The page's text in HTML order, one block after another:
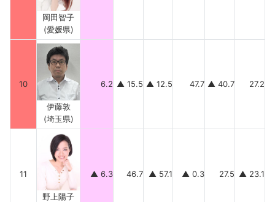
岡田智子
(愛媛県)
10
伊藤敦
(埼玉県)
6.2 ▲ 15.5 ▲ 12.5 47.7 ▲ 40.7 27.2
11
野上陽子
▲ 6.3 46.7 ▲ 57.1 ▲ 0.3 27.5 ▲ 23.1